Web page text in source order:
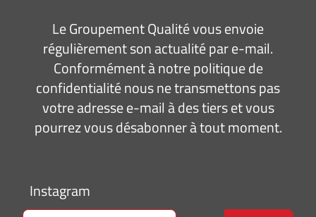
Le Groupement Qualité vous envoie
régulièrement son actualité par e-mail.
Conformément à notre politique de
confidentialité nous ne transmettons pas
votre adresse e-mail à des tiers et vous
pourrez vous désabonner à tout moment.
Instagram